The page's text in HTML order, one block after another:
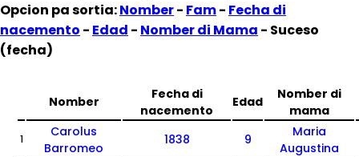
Opcion pa sortia:Nomber- Fam- Fecha di
nacemento - Edad - Nomber di Mama - Suceso
(fecha)
Nomber
Fecha di
nacemento
Edad
Nomber di
mama
1
Carolus
Barromeo
1838 9
Maria
Augustina